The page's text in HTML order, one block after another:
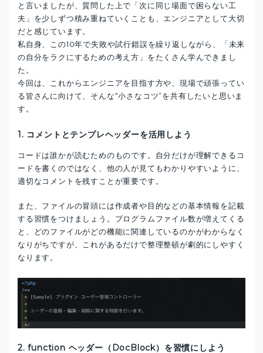
と言いましたが、質問した上で「次に同じ場面で困らない工
夫」を少しずつ積み重ねていくことも、エンジニアとして大切
だと感じています。
私自身、この10年で失敗や試行錯誤を繰り返しながら、「未来
の自分をラクにするための考え方」をたくさん学んできまし
た。
今回は、これからエンジニアを目指す方や、現場で頑張ってい
る皆さんに向けて、そんな“小さなコツ”を共有したいと思いま
す。
1. コメントとテンプレヘッダーを活用しよう
コードは誰かが読むためのものです。自分だけが理解できるコ
ードを書くのではなく、他の人が見てもわかりやすいように、
適切なコメントを残すことが重要です。
また、ファイルの冒頭には作成者や目的などの基本情報を記載
する習慣をつけましょう。プログラムファイル数が増えてくる
と、どのファイルがどの機能に関連しているのかがわからなく
なりがちですが、これがあるだけで整理整頓が劇的にしやすく
なります。
2. function ヘッダー（DocBlock）を習慣にしよう